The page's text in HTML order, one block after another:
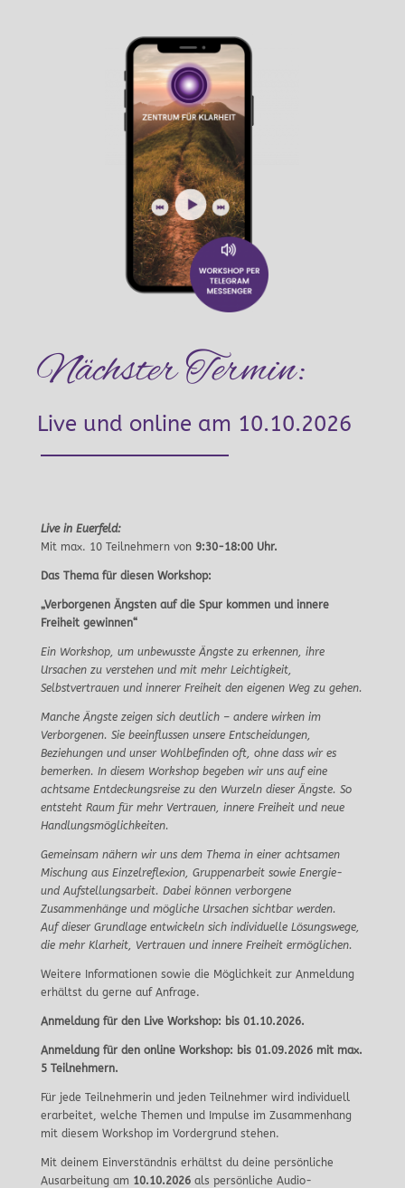
Nächster Termin:
Live und online am 10.10.2026
Live in Euerfeld:
Mit max. 10 Teilnehmern von 9:30-18:00 Uhr.
Das Thema für diesen Workshop:
„Verborgenen Ängsten auf die Spur kommen und innere
Freiheit gewinnen“
Ein Workshop, um unbewusste Ängste zu erkennen, ihre
Ursachen zu verstehen und mit mehr Leichtigkeit,
Selbstvertrauen und innerer Freiheit den eigenen Weg zu gehen.
Manche Ängste zeigen sich deutlich – andere wirken im
Verborgenen. Sie beeinflussen unsere Entscheidungen,
Beziehungen und unser Wohlbefinden oft, ohne dass wir es
bemerken. In diesem Workshop begeben wir uns auf eine
achtsame Entdeckungsreise zu den Wurzeln dieser Ängste. So
entsteht Raum für mehr Vertrauen, innere Freiheit und neue
Handlungsmöglichkeiten.
Gemeinsam nähern wir uns dem Thema in einer achtsamen
Mischung aus Einzelreflexion, Gruppenarbeit sowie Energie-
und Aufstellungsarbeit. Dabei können verborgene
Zusammenhänge und mögliche Ursachen sichtbar werden.
Auf dieser Grundlage entwickeln sich individuelle Lösungswege,
die mehr Klarheit, Vertrauen und innere Freiheit ermöglichen.
Weitere Informationen sowie die Möglichkeit zur Anmeldung
erhältst du gerne auf Anfrage.
Anmeldung für den Live Workshop: bis 01.10.2026.
Anmeldung für den online Workshop: bis 01.09.2026 mit max.
5 Teilnehmern.
Für jede Teilnehmerin und jeden Teilnehmer wird individuell
erarbeitet, welche Themen und Impulse im Zusammenhang
mit diesem Workshop im Vordergrund stehen.
Mit deinem Einverständnis erhältst du deine persönliche
Ausarbeitung am 10.10.2026als persönliche Audio-